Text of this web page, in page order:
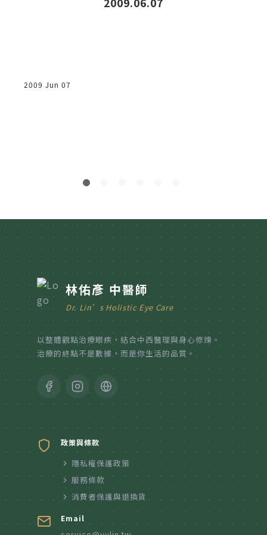
2009 Jun 07
林佑彥 中醫師
Dr. Lin’s Holistic Eye Care
以整體觀點治療眼疾，結合中西醫理與身心修煉。
治療的終點不是數據，而是你生活的品質。
政策與條款
隱私權保護政策
服務條款
消費者保護與退換貨
Email